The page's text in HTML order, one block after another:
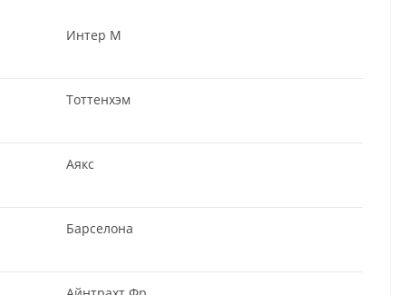
Интер М
Тоттенхэм
Аякс
Барселона